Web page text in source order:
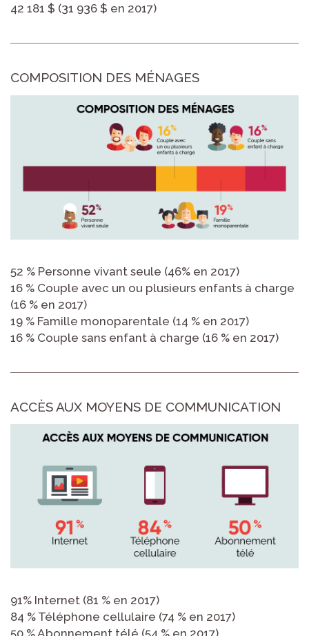
42 181 $ (31 936 $ en 2017)
COMPOSITION DES MÉNAGES
52 % Personne vivant seule (46% en 2017)
16 % Couple avec un ou plusieurs enfants à charge
(16 % en 2017)
19 % Famille monoparentale (14 % en 2017)
16 % Couple sans enfant à charge (16 % en 2017)
ACCÈS AUX MOYENS DE COMMUNICATION
91% Internet (81 % en 2017)
84 % Téléphone cellulaire (74 % en 2017)